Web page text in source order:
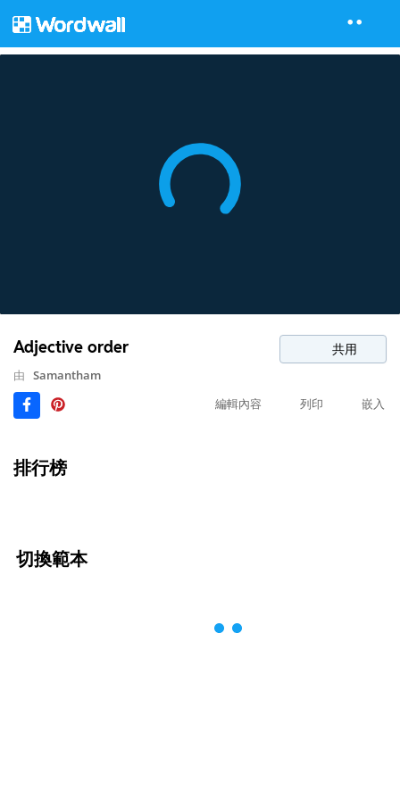
Adjective order 共用
由 Samantham
編輯內容
列印 嵌入
排行榜
切換範本